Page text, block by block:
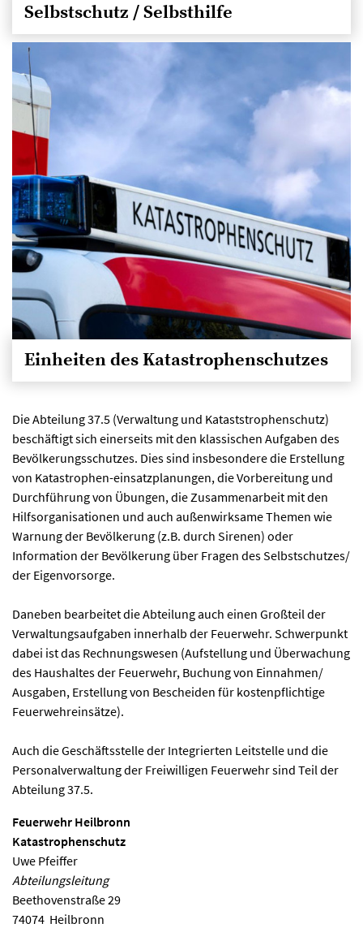
Selbstschutz / Selbsthilfe
Einheiten des Katastrophenschutzes
Die Abteilung 37.5 (Verwaltung und Kataststrophenschutz)
beschäftigt sich einerseits mit den klassischen Aufgaben des
Bevölkerungsschutzes. Dies sind insbesondere die Erstellung
von Katastrophen-einsatzplanungen, die Vorbereitung und
Durchführung von Übungen, die Zusammenarbeit mit den
Hilfsorganisationen und auch außenwirksame Themen wie
Warnung der Bevölkerung (z.B. durch Sirenen) oder
Information der Bevölkerung über Fragen des Selbstschutzes/
der Eigenvorsorge.
Daneben bearbeitet die Abteilung auch einen Großteil der
Verwaltungsaufgaben innerhalb der Feuerwehr. Schwerpunkt
dabei ist das Rechnungswesen (Aufstellung und Überwachung
des Haushaltes der Feuerwehr, Buchung von Einnahmen/
Ausgaben, Erstellung von Bescheiden für kostenpflichtige
Feuerwehreinsätze).
Auch die Geschäftsstelle der Integrierten Leitstelle und die
Personalverwaltung der Freiwilligen Feuerwehr sind Teil der
Abteilung 37.5.
Feuerwehr Heilbronn
Katastrophenschutz
Uwe Pfeiffer
Abteilungsleitung
Beethovenstraße 29
74074 Heilbronn